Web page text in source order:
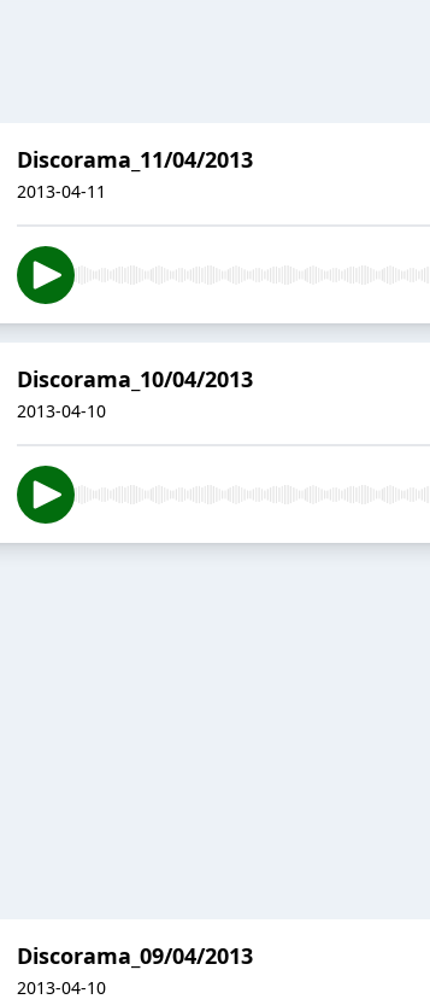
Discorama_11/04/2013
2013-04-11
Discorama_10/04/2013
2013-04-10
Discorama_09/04/2013
2013-04-10